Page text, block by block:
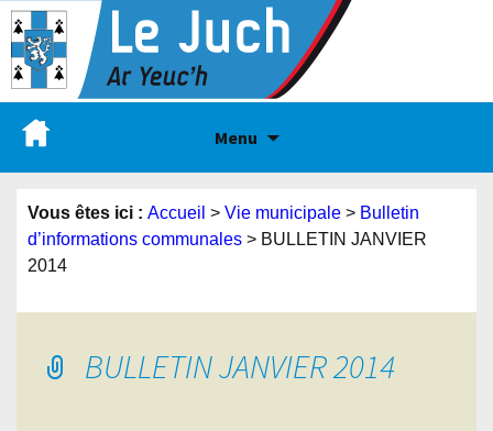
Menu
Vous êtes ici : Accueil > Vie municipale > Bulletin
d’informations communales > BULLETIN JANVIER
2014
BULLETIN JANVIER 2014